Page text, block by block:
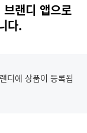
랜디 앱으로
다.
디에 상품이 등록됩